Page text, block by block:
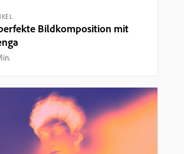
Bildkomposition mit